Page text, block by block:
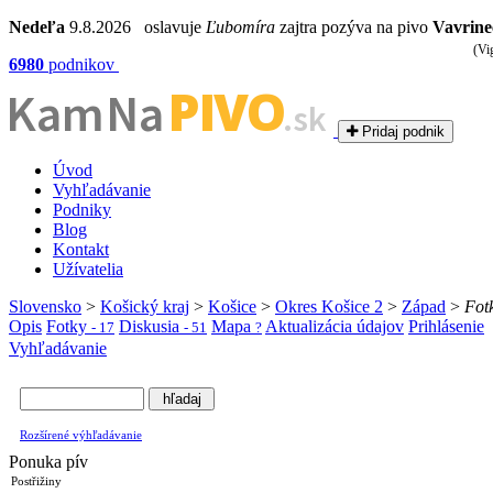
Nedeľa 9.8.2026 oslavuje Ľubomíra zajtra pozýva na pivo
6980 podnikov
Kam NaPIVO.sk Pridaj podnik
Úvod
Vyhľadávanie
Podniky
Blog
Kontakt
Užívatelia
Slovensko > Košický kraj > Košice > Okres Košice 2 > Západ >
Opis Fotky - 17 Diskusia - 51 Mapa ? Aktualizácia údajov Prihlásenie
Vyhľadávanie
Rozšírené výhľadávanie
Ponuka pív
Postřižiny